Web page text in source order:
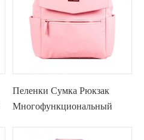
Пеленки Сумка Рюкзак
Многофункциональный